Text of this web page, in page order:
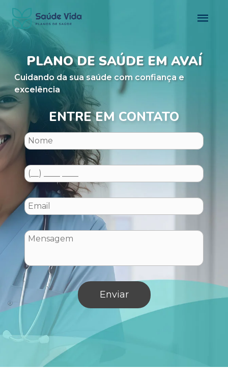
PLANO DE SAÚDE EM AVAÍ
Cuidando da sua saúde com confiança e
excelência
ENTRE EM CONTATO